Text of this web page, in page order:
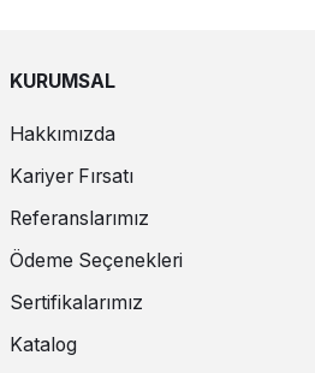
KURUMSAL
Hakkımızda
Kariyer Fırsatı
Referanslarımız
Ödeme Seçenekleri
Sertifikalarımız
Katalog